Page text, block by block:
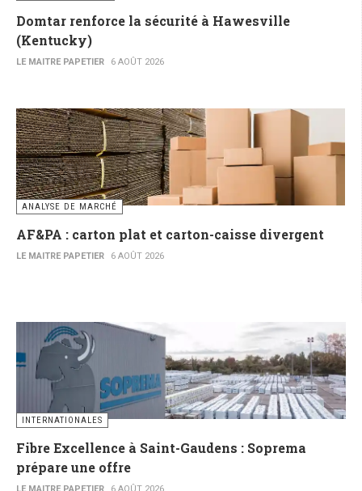
Domtar renforce la sécurité à Hawesville
(Kentucky)
LE MAITRE PAPETIER 6 AOÛT 2026
ANALYSE DE MARCHÉ
AF&PA : carton plat et carton-caisse divergent
LE MAITRE PAPETIER 6 AOÛT 2026
INTERNATIONALES
Fibre Excellence à Saint-Gaudens : Soprema
prépare une offre